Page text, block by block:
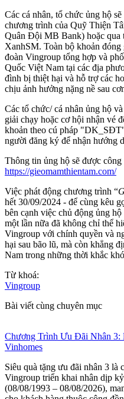
Các cá nhân, tổ chức ủng hộ
chương trình của Quỹ Thiện
Quân Đội MB Bank) hoặc qua
XanhSM. Toàn bộ khoản
đoàn Vingroup tổng hợp và
Quốc Việt Nam tại các địa
đình bị thiệt hại và hỗ trợ các
chịu ảnh hưởng nặng nề sau
Các tổ chức/ cá nhân ủng hộ
giải chạy hoặc cơ hội nhận vé
khoản theo cú pháp
người đăng ký để nhận hướng
Thông tin ủng hộ sẽ được
https://gieomamthientam.com/
Việc phát động chương trình “
hết 30/09/2024 - để cùng kêu
bên cạnh việc chủ động ủng
một lần nữa đã không chỉ thể
Vingroup với chính quyền và
hại sau bão lũ, mà còn khẳng
Nam trong những thời khắc
Từ khoá:
Vingroup
Bài viết cùng chuyên mục
Chương Trình Ưu Đãi Nhân 3:
Vinhomes
Siêu quà tặng ưu đãi nhân 3
Vingroup triển khai nhân dịp
(08/08/1993 – 08/08/2026),